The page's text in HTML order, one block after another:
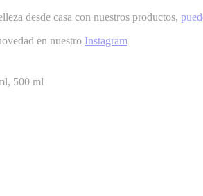
desde casa con nuestros productos,
en nuestro Instagram
500 ml